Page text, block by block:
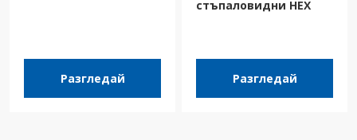
Разгледай
стъпаловидни HEX
Разгледай